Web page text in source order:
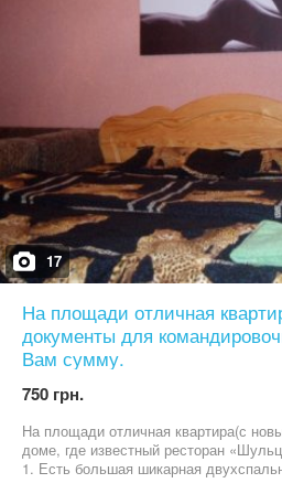
оборудована большим телевизором
кабельного телевидения), большим
(дополнительно 2 спальных места).
всей новой бытовой техникой
микроволновки до стиральной
с новой ванной. Высокоскоростной
1200 грн. в сутки в зависимости от
и спроса, но в праздничные и
для пары на Новый год от 2000 грн.
праздничных мероприятий и
Командировочным выдаю документы
сумму. Фотографии квартиры
17
На площади отличная
документы для
Вам сумму.
750 грн.
На площади отличная квартира(с
доме, где известный ресторан
1. Есть большая шикарная